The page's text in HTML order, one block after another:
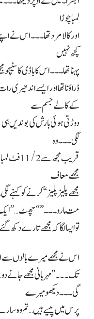
لمبا چوڑا
اور کالا مرد تھا۔۔۔ اس نے
کچھ نہیں
پہنا تھا۔۔۔ اس کا باڈی کا سٹیچو
ڈراؤنا تھا اور ایسے
کے کالے جسم سے
دوڑتی ہوئی بارش کی بوندیں
لگی۔۔۔ وہ
قریب مجھ
مجھے معاف
کرنے کو کہنے“پلیز پلیزمجھے
مت مارو۔۔۔” “چھٹ…” ایک
تو ایسا لگا کہ مجھے تارے دکھ
اس نے مجھے میرے بالوں سے
تک۔۔۔”مہربانی مجھے جانے
گی۔۔۔دیکھو میرے
پرس میں پیسے ہیں… تم وہ